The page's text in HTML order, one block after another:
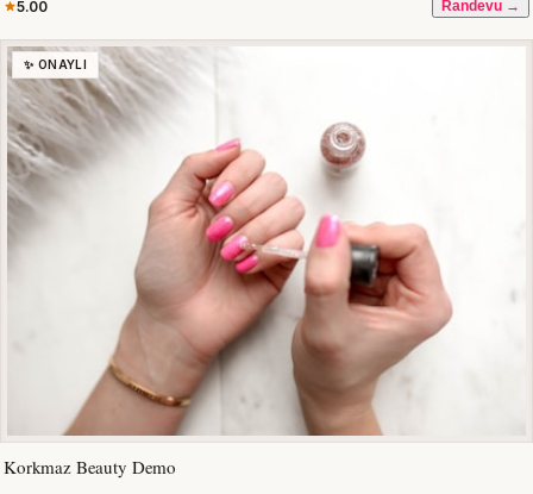
5.00 Randevu →
✨ ONAYLI
Korkmaz Beauty Demo